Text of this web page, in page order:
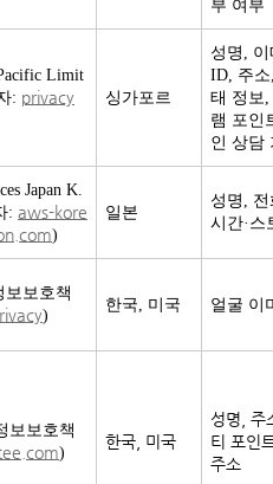
부 여부
Limit
: privacy
싱가포르
성명,
ID, 주
태 정보
램 포인
인 상담
Japan K.
: aws-kore
)
일본
성명,
시간·스
보보호책
)
한국, 미국 얼굴 이
보보호책
)
한국, 미국
성명, 주
티 포인
주소